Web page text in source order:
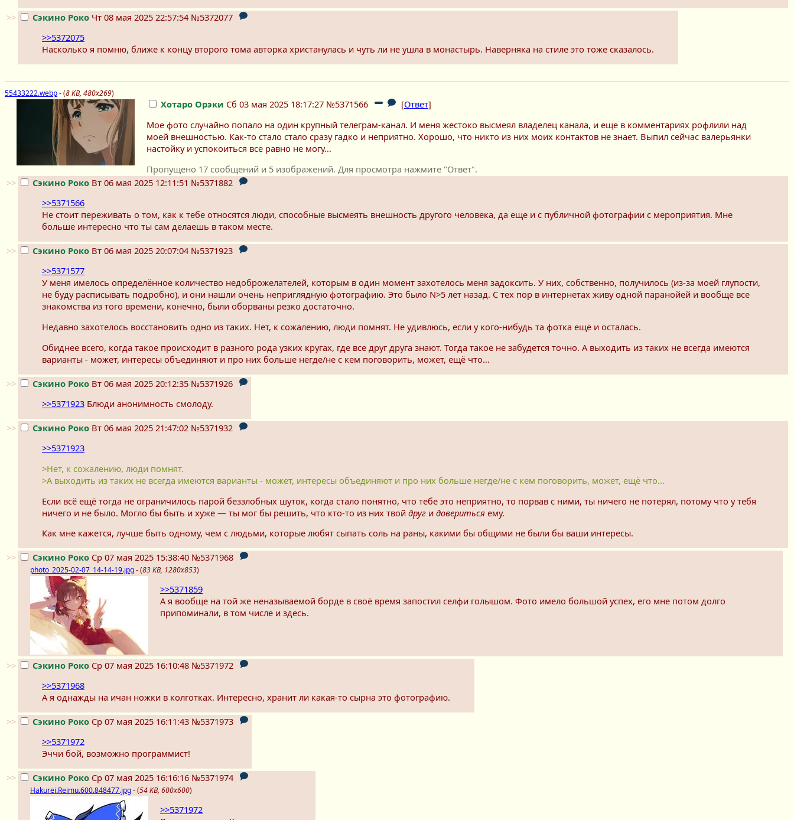
>> Сэкино Роко Чт 08 мая 2025 22:57:54 №5372077
>>5372075
Насколько я помню, ближе к концу второго тома авторка христанулась и чуть ли не ушла в монастырь. Наверняка на стиле это тоже сказалось.
55433222.webp- (8 KB, 480x269)
Хотаро Орэки Сб 03 мая 2025 18:17:27 №5371566 [Ответ]
Мое фото случайно попало на один крупный телеграм-канал. И меня жестоко высмеял владелец канала, и еще в комментариях рофлили над
моей внешностью. Как-то стало стало сразу гадко и неприятно. Хорошо, что никто из них моих контактов не знает. Выпил сейчас валерьянки
настойку и успокоиться все равно не могу...
Пропущено 17 сообщений и 5 изображений. Для просмотра нажмите "Ответ".
>>
Сэкино Роко Вт 06 мая 2025 12:11:51 №5371882
>>5371566
Не стоит переживать о том, как к тебе относятся люди, способные высмеять внешность другого человека, да еще и с публичной фотографии с мероприятия. Мне
больше интересно что ты сам делаешь в таком месте.
>> Сэкино Роко Вт 06 мая 2025 20:07:04 №5371923
>>5371577
У меня имелось определённое количество недоброжелателей, которым в один момент захотелось меня задоксить. У них, собственно, получилось (из-за моей глупости,
не буду расписывать подробно), и они нашли очень неприглядную фотографию. Это было N>5 лет назад. С тех пор в интернетах живу одной паранойей и вообще все
знакомства из того времени, конечно, были оборваны резко достаточно.
Недавно захотелось восстановить одно из таких. Нет, к сожалению, люди помнят. Не удивлюсь, если у кого-нибудь та фотка ещё и осталась.
Обиднее всего, когда такое происходит в разного рода узких кругах, где все друг друга знают. Тогда такое не забудется точно. А выходить из таких не всегда имеются
варианты - может, интересы объединяют и про них больше негде/не с кем поговорить, может, ещё что...
>> Сэкино Роко Вт 06 мая 2025 20:12:35 №5371926
>>5371923 Блюди анонимность смолоду.
>> Сэкино Роко Вт 06 мая 2025 21:47:02 №5371932
>>5371923
>Нет, к сожалению, люди помнят.
>А выходить из таких не всегда имеются варианты - может, интересы объединяют и про них больше негде/не с кем поговорить, может, ещё что...
Если всё ещё тогда не ограничилось парой беззлобных шуток, когда стало понятно, что тебе это неприятно, то порвав с ними, ты ничего не потерял, потому что у тебя
ничего и не было. Могло бы быть и хуже — ты мог бы решить, что кто-то из них твой друг и довериться ему.
Как мне кажется, лучше быть одному, чем с людьми, которые любят сыпать соль на раны, какими бы общими не были бы ваши интересы.
>> Сэкино Роко Ср 07 мая 2025 15:38:40 №5371968
photo_2025-02-07_14-14-19.jpg- (83 KB, 1280x853)
>>5371859
А я вообще на той же неназываемой борде в своё время запостил селфи голышом. Фото имело большой успех, его мне потом долго
припоминали, в том числе и здесь.
>> Сэкино Роко Ср 07 мая 2025 16:10:48 №5371972
>>5371968
А я однажды на ичан ножки в колготках. Интересно, хранит ли какая-то сырна это фотографию.
>> Сэкино Роко Ср 07 мая 2025 16:11:43 №5371973
>>5371972
Эччи бой, возможно программист!
>> Сэкино Роко Ср 07 мая 2025 16:16:16 №5371974
Hakurei.Reimu.600.848477.jpg- (54 KB, 600x600)
>>5371972